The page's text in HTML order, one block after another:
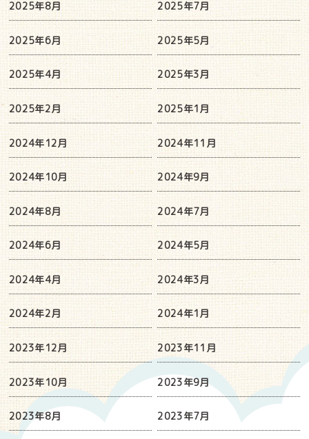
2025年8月 2025年7月
2025年6月 2025年5月
2025年4月 2025年3月
2025年2月 2025年1月
2024年12月 2024年11月
2024年10月 2024年9月
2024年8月 2024年7月
2024年6月 2024年5月
2024年4月 2024年3月
2024年2月 2024年1月
2023年12月 2023年11月
2023年10月 2023年9月
2023年8月 2023年7月